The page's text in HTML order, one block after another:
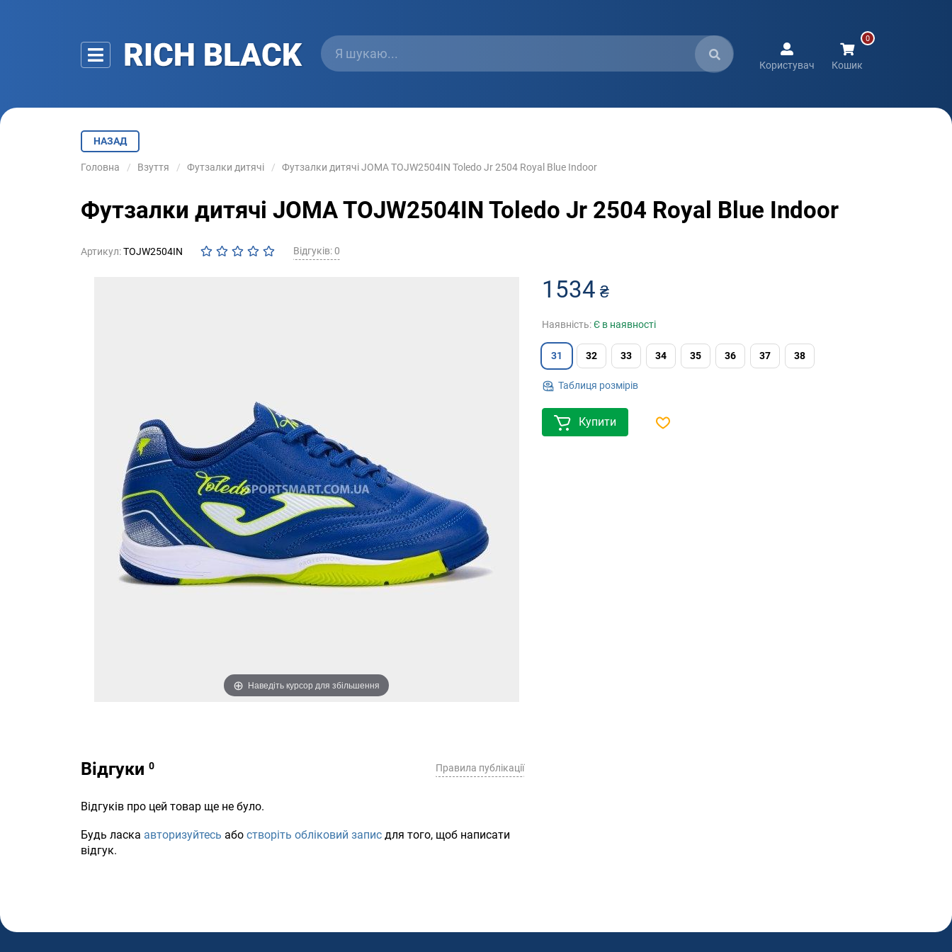
Користувач Кошик
НАЗАД
Головна Взуття Футзалки дитячі Футзалки дитячі JOMA TOJW2504IN Toledo Jr 2504 Royal Blue Indoor
Футзалки дитячі JOMA TOJW2504IN Toledo Jr 2504 Royal Blue Indoor
Артикул:TOJW2504IN Відгуків: 0
Наведіть курсор для збільшення
1534 ₴
Наявність:Є в наявності
31 32 33 34 35 36 37 38
Таблиця розмірів
Купити
Відгуки Правила публікації
Відгуків про цей товар ще не було.
Будь ласка авторизуйтесь або створіть обліковий запис для того, щоб написати
відгук.